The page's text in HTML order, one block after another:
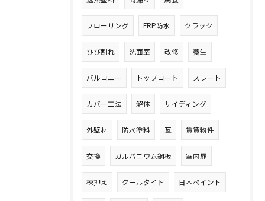
フローリング FRP防水 クラック
ひび割れ 洗面室 改修 養生
バルコニー トップコート スレート
カバー工法 解体 サイディング
外壁材 防水塗料 瓦 賃貸物件
交換 ガルバニウム鋼板 室内扉
棟押え クールタイト 日本ペイント